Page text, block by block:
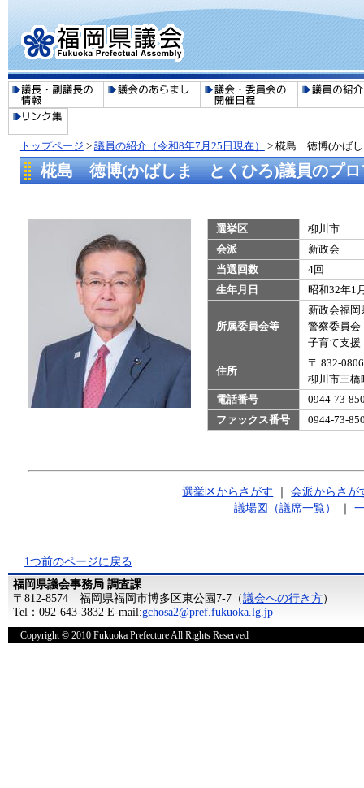
トップページ > 議員の紹介（令和8年7月25日現在） > 椛島 徳博(かば
椛島 徳博(かばしま とくひろ)議員のプロ
選挙区
柳川市
会派
新政会
当選回数
4回
生年月日
昭和32年1
所属委員会等
新政会福岡
警察委員会​
子育て支援
住所
〒 832-0806
柳川市三橋
電話番号
0944-73-
ファックス番号
0944-73-
選挙区からさがす ｜会派からさが
議場図（議席一覧）
｜
1つ前のページに戻る
福岡県議会事務局 調査課
〒812-8574 福岡県福岡市博多区東公園7-7（議会への行き方）
Tel：092-643-3832 E-mail:gchosa2@pref.fukuoka.lg.jp
Copyright © 2010 Fukuoka Prefecture All Rights Reserved